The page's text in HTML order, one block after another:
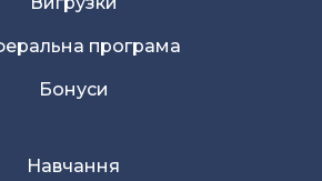
програма
Бонуси
Навчання